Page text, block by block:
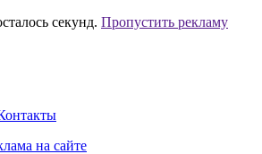
секунд. Пропустить рекламу
на сайте